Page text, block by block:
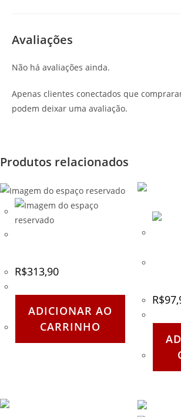
Avaliações
Não há avaliações ainda.
Apenas clientes conectados que
podem deixar uma avaliação.
Produtos relacionados
R$313,90
ADICIONAR AO
CARRINHO
R$